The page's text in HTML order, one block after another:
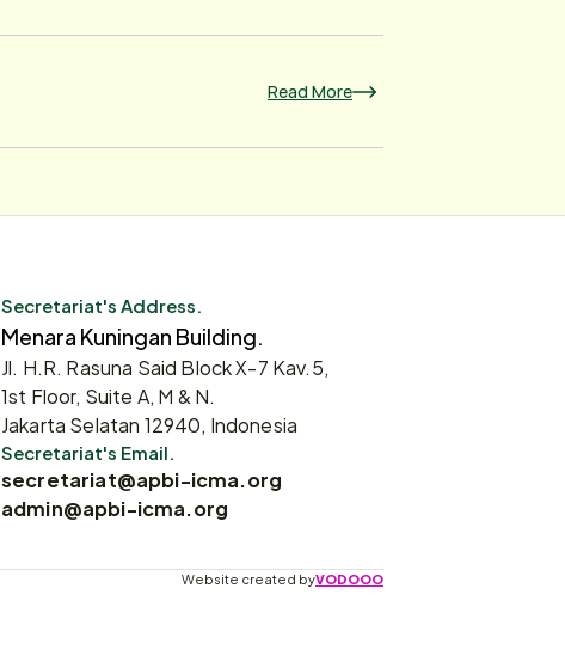
Read More
Secretariat's Address.
Menara Kuningan Building.
Jl. H.R. Rasuna Said Block X-7 Kav.5,
1st Floor, Suite A, M & N.
Jakarta Selatan 12940, Indonesia
Secretariat's Email.
secretariat@apbi-icma.org
admin@apbi-icma.org
Website created byVODOOO